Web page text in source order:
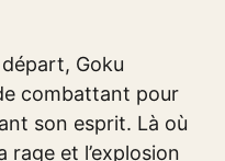
Goku
combattant pour
son esprit. Là où
rage et l’explosion